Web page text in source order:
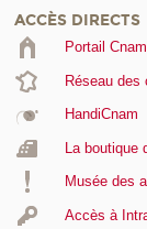
ACCÈS DIRECTS
Portail Cnam
Réseau des
HandiCnam
La boutique
Musée des
Accès à